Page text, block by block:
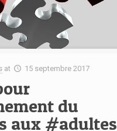
at 15 septembre 2017
du
aux #adultes